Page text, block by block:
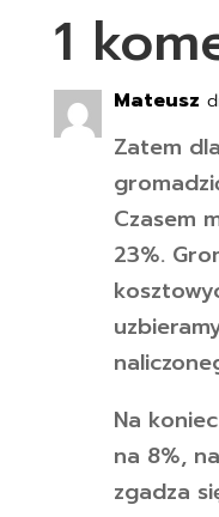
1
Mateusz
Zatem
Czasem
23%.
Na
na 8%,
zgadza